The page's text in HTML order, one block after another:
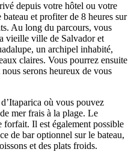
depuis votre hôtel ou votre
et profiter de 8 heures sur
Au long du parcours, vous
vieille ville de Salvador et
un archipel inhabité,
claires. Vous pourrez ensuite
serons heureux de vous
où vous pouvez
mer frais à la plage. Le
forfait. Il est également possible
de bar optionnel sur le bateau,
et des plats froids.